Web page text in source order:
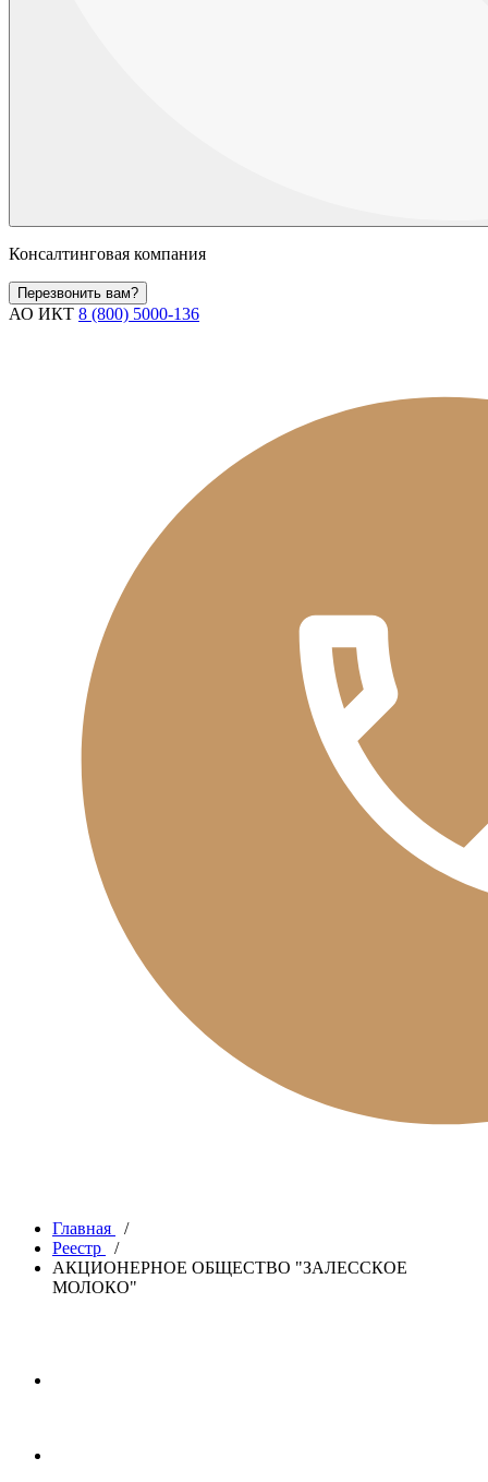
Консалтинговая компания
Перезвонить вам?
АО ИКТ 8 (800) 5000-136
Главная
/
Реестр
/
АКЦИОНЕРНОЕ ОБЩЕСТВО "ЗАЛЕССКОЕ
МОЛОКО"